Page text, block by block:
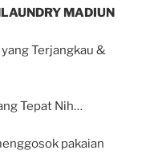
MADIUN
Terjangkau &
Tepat Nih…
pakaian